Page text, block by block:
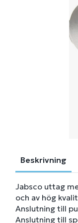
Beskrivning
Jabsco uttag
och av hög
Anslutning till
Anslutning till